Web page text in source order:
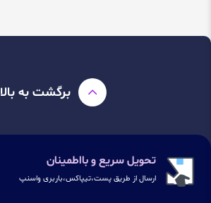
برگشت به بالا
تحویل سریع و بااطمینان
ارسال از طریق پست،تیپاکس،باربری واسنپ